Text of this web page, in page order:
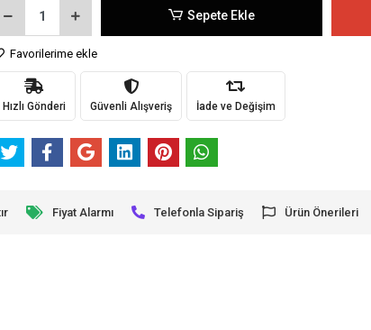
Sepete Ekle
Favorilerime ekle
Hızlı Gönderi Güvenli Alışveriş İade ve Değişim
Fiyat Alarmı Telefonla Sipariş Ürün Önerileri